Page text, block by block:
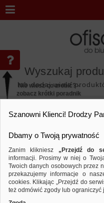
Wyszukaj
lub dodaj wiele
Nie wiesz co zrobić? -
zobacz krótki poradnik
Szanowni Klienci! Drodzy
Dbamy o Twoją prywatność
Zanim klikniesz „Przejdź do
informacji. Prosimy w niej o
Twoich danych osobowych przez
przekazujemy informacje o
cookies. Klikając „Przejdź do
też odmówić zgody lub ograniczyć